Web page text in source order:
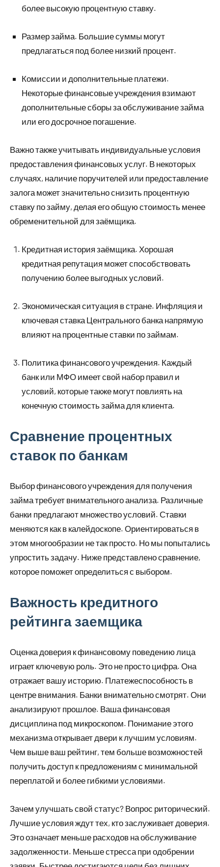
более высокую процентную ставку.
Размер займа. Большие суммы могут
предлагаться под более низкий процент.
Комиссии и дополнительные платежи.
Некоторые финансовые учреждения взимают
дополнительные сборы за обслуживание займа
или его досрочное погашение.
Важно также учитывать индивидуальные условия
предоставления финансовых услуг. В некоторых
случаях, наличие поручителей или предоставление
залога может значительно снизить процентную
ставку по займу, делая его общую стоимость менее
обременительной для заёмщика.
Кредитная история заёмщика. Хорошая
кредитная репутация может способствовать
получению более выгодных условий.
Экономическая ситуация в стране. Инфляция и
ключевая ставка Центрального банка напрямую
влияют на процентные ставки по займам.
Политика финансового учреждения. Каждый
банк или МФО имеет свой набор правил и
условий, которые также могут повлиять на
конечную стоимость займа для клиента.
Сравнение процентных
ставок по банкам
Выбор финансового учреждения для получения
займа требует внимательного анализа. Различные
банки предлагают множество условий. Ставки
меняются как в калейдоскопе. Ориентироваться в
этом многообразии не так просто. Но мы попытались
упростить задачу. Ниже представлено сравнение,
которое поможет определиться с выбором.
Важность кредитного
рейтинга заемщика
Оценка доверия к финансовому поведению лица
играет ключевую роль. Это не просто цифра. Она
отражает вашу историю. Платежеспособность в
центре внимания. Банки внимательно смотрят. Они
анализируют прошлое. Ваша финансовая
дисциплина под микроскопом. Понимание этого
механизма открывает двери к лучшим условиям.
Чем выше ваш рейтинг, тем больше возможностей
получить доступ к предложениям с минимальной
переплатой и более гибкими условиями.
Зачем улучшать свой статус? Вопрос риторический.
Лучшие условия ждут тех, кто заслуживает доверия.
Это означает меньше расходов на обслуживание
задолженности. Меньше стресса при одобрении